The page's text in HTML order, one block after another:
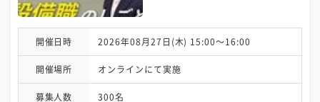
開催日時 2026年08月27日(木) 15:00〜16:00
開催場所 オンラインにて実施
募集人数 300名